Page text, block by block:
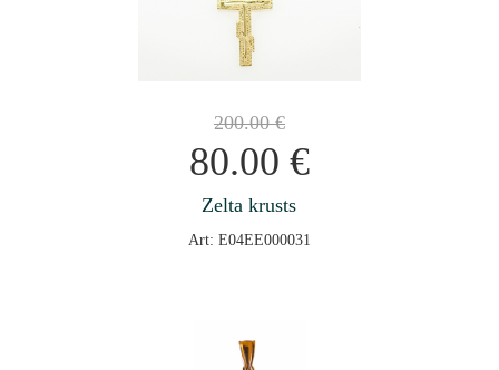
200.00€
80.00 €
Zelta krusts
Art: E04EE000031